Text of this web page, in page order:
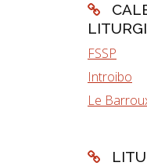
FSSP
Introibo
Le